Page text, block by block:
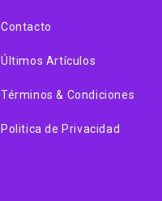
Contacto
Últimos Artículos
Términos & Condiciones
Politica de Privacidad